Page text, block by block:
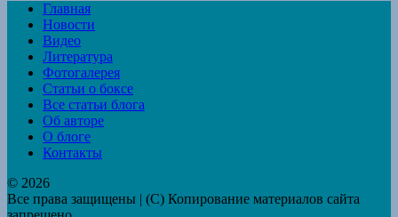
Главная
Новости
Видео
Литература
Фотогалерея
Статьи о боксе
Все статьи блога
Об авторе
О блоге
Контакты
© 2026
Все права защищены | (C) Копирование материалов сайта